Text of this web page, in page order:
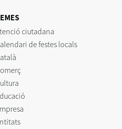
ciutadana
de festes locals